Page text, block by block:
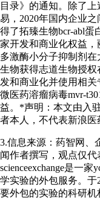
目录》的通知。除了
易，2020年国内企业
得了拓臻生物bcr-abl蛋
家开发和商业化权益，
多激酶小分子抑制剂
生物获得志道生物授权
发和商业化并使用相
微医药溶瘤病毒mvr-
益。*声明：本文由入
者本人，不代表新浪医
3.信息来源：药智网、
闻作者撰写，观点仅代
scienceexchange是一
学实验的外包服务。于
要外包的实验的科研